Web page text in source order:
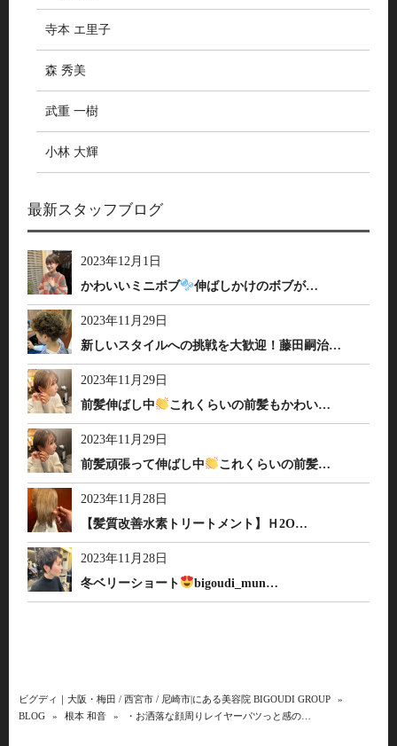
寺本 エ里子
森 秀美
武重 一樹
小林 大輝
最新スタッフブログ
2023年12月1日
かわいいミニボブ
伸ばしかけのボブが…
2023年11月29日
新しいスタイルへの挑戦を大歓迎！藤田嗣治…
2023年11月29日
前髪伸ばし中
これくらいの前髪もかわい…
2023年11月29日
前髪頑張って伸ばし中
これくらいの前髪…
2023年11月28日
【髪質改善水素トリートメント】Ｈ2O…
2023年11月28日
冬ベリーショート
bigoudi_mun…
ビグディ｜大阪・梅田 / 西宮市 / 尼崎市|にある美容院 BIGOUDI GROUP
»
BLOG
» 根本 和音 » ・お洒落な顔周りレイヤーパツっと感の…